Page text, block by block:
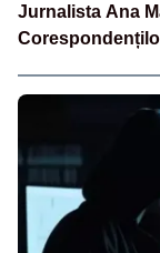
Jurnalista Ana